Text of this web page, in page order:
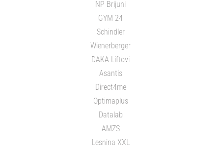
NP Brijuni
GYM 24
Schindler
Wienerberger
DAKA Liftovi
Asantis
Direct4me
Optimaplus
Datalab
AMZS
Lesnina XXL